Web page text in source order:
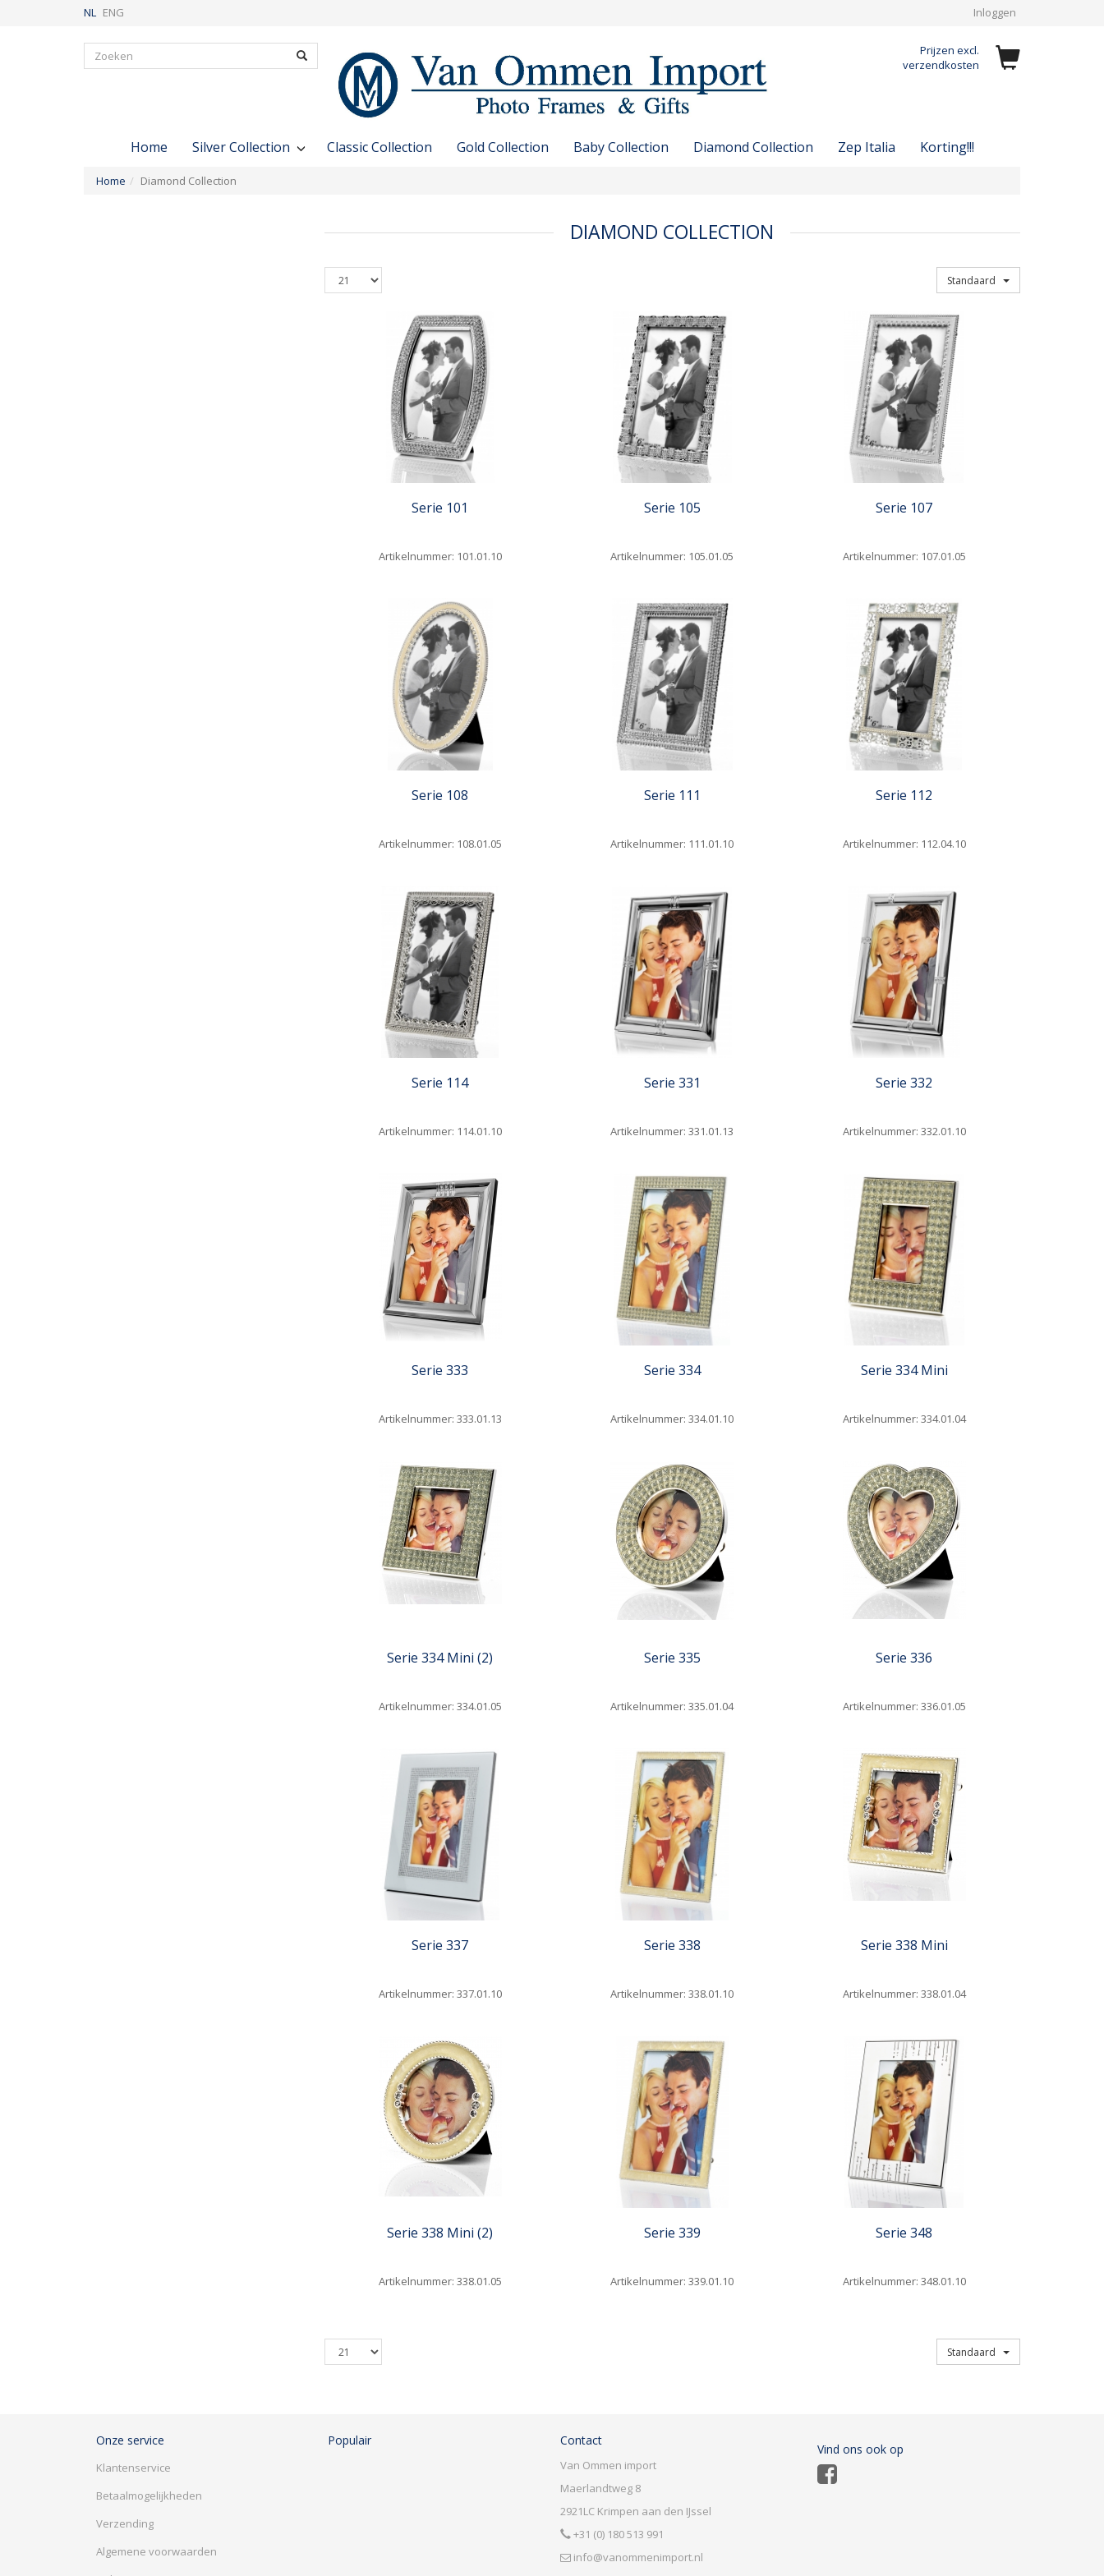
NL ENG Inloggen
Zoeken
Prijzen excl.
verzendkosten
Home Silver Collection Classic Collection Gold Collection Baby Collection Diamond Collection Zep Italia Korting!!!
Home Diamond Collection
DIAMOND COLLECTION
per
Sorteren op
Serie 101
Artikelnummer: 101.01.10
Serie 105
Artikelnummer: 105.01.05
Serie 107
Artikelnummer: 107.01.05
Serie 108
Artikelnummer: 108.01.05
Serie 111
Artikelnummer: 111.01.10
Serie 112
Artikelnummer: 112.04.10
Serie 114
Artikelnummer: 114.01.10
Serie 331
Artikelnummer: 331.01.13
Serie 332
Artikelnummer: 332.01.10
Serie 333
Artikelnummer: 333.01.13
Serie 334
Artikelnummer: 334.01.10
Serie 334 Mini
Artikelnummer: 334.01.04
Serie 334 Mini (2)
Artikelnummer: 334.01.05
Serie 335
Artikelnummer: 335.01.04
Serie 336
Artikelnummer: 336.01.05
Serie 337
Artikelnummer: 337.01.10
Serie 338
Artikelnummer: 338.01.10
Serie 338 Mini
Artikelnummer: 338.01.04
Serie 338 Mini (2)
Artikelnummer: 338.01.05
Serie 339
Artikelnummer: 339.01.10
Serie 348
Artikelnummer: 348.01.10
per
Sorteren op
Onze service
Klantenservice
Betaalmogelijkheden
Verzending
Algemene voorwaarden
Populair Contact
Van Ommen import
Maerlandtweg 8
2921LC Krimpen aan den IJssel
+31 (0) 180 513 991
info@vanommenimport.nl
Vind ons ook op